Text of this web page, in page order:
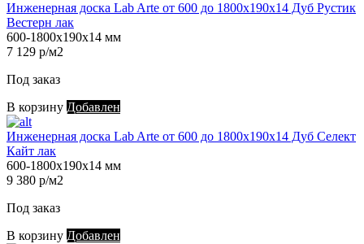
Инженерная доска Lab Arte от 600 до 1800х190х14 Дуб Рустик
Вестерн лак
600-1800х190х14 мм
7 129 р/м2
Под заказ
В корзину Добавлен
Инженерная доска Lab Arte от 600 до 1800х190х14 Дуб Селект
Кайт лак
600-1800х190х14 мм
9 380 р/м2
Под заказ
В корзину Добавлен